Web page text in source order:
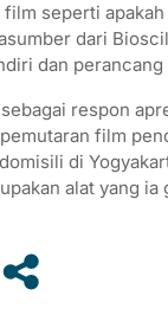
seperti
dari
dan
respon
film
di
alat yang